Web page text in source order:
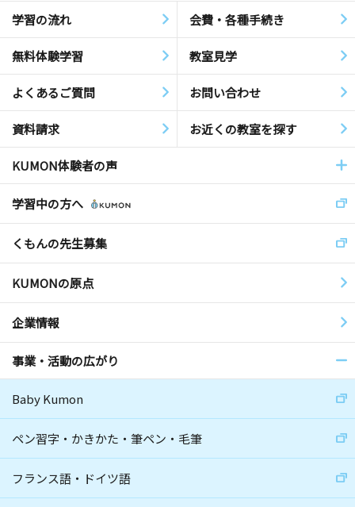
学習の流れ 会費・各種手続き
無料体験学習 教室見学
よくあるご質問 お問い合わせ
資料請求 お近くの教室を探す
KUMON体験者の声
学習中の方へ
くもんの先生募集
KUMONの原点
企業情報
事業・活動の広がり
Baby Kumon
ペン習字・かきかた・筆ペン・毛筆
フランス語・ドイツ語